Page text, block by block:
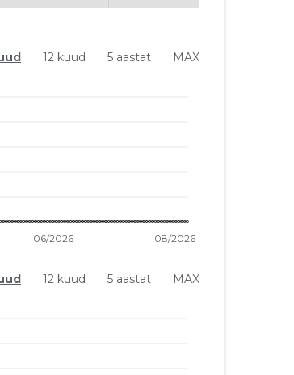
12 kuud 5 aastat MAX
12 kuud 5 aastat MAX